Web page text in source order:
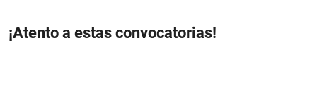
¡Atento a estas convocatorias!